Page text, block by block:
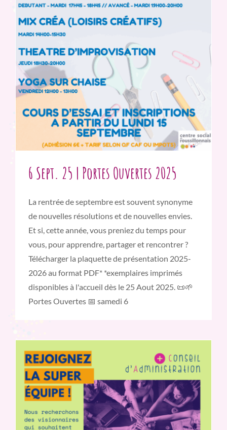
6 Sept. 25 | Portes Ouvertes 2025
La rentrée de septembre est souvent synonyme
de nouvelles résolutions et de nouvelles envies.
Et si, cette année, vous preniez du temps pour
vous, pour apprendre, partager et rencontrer ?
Télécharger la plaquette de présentation 2025-
2026 au format PDF* *exemplaires imprimés
disponibles à l'accueil dès le 25 Aout 2025. 📜🌱
Portes Ouvertes 📅 samedi 6